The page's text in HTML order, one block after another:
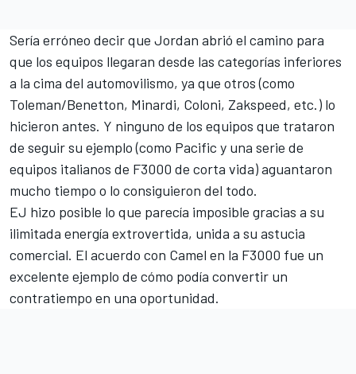
Sería erróneo decir que Jordan abrió el camino para
que los equipos llegaran desde las categorías inferiores
a la cima del automovilismo, ya que otros (como
Toleman/Benetton, Minardi, Coloni, Zakspeed, etc.) lo
hicieron antes. Y ninguno de los equipos que trataron
de seguir su ejemplo (como Pacific y una serie de
equipos italianos de F3000 de corta vida) aguantaron
mucho tiempo o lo consiguieron del todo.
EJ hizo posible lo que parecía imposible gracias a su
ilimitada energía extrovertida, unida a su astucia
comercial. El acuerdo con Camel en la F3000 fue un
excelente ejemplo de cómo podía convertir un
contratiempo en una oportunidad.